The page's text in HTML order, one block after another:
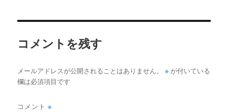
コメントを残す
メールアドレスが公開されることはありません。 ※ が付いている
欄は必須項目です
コメント※